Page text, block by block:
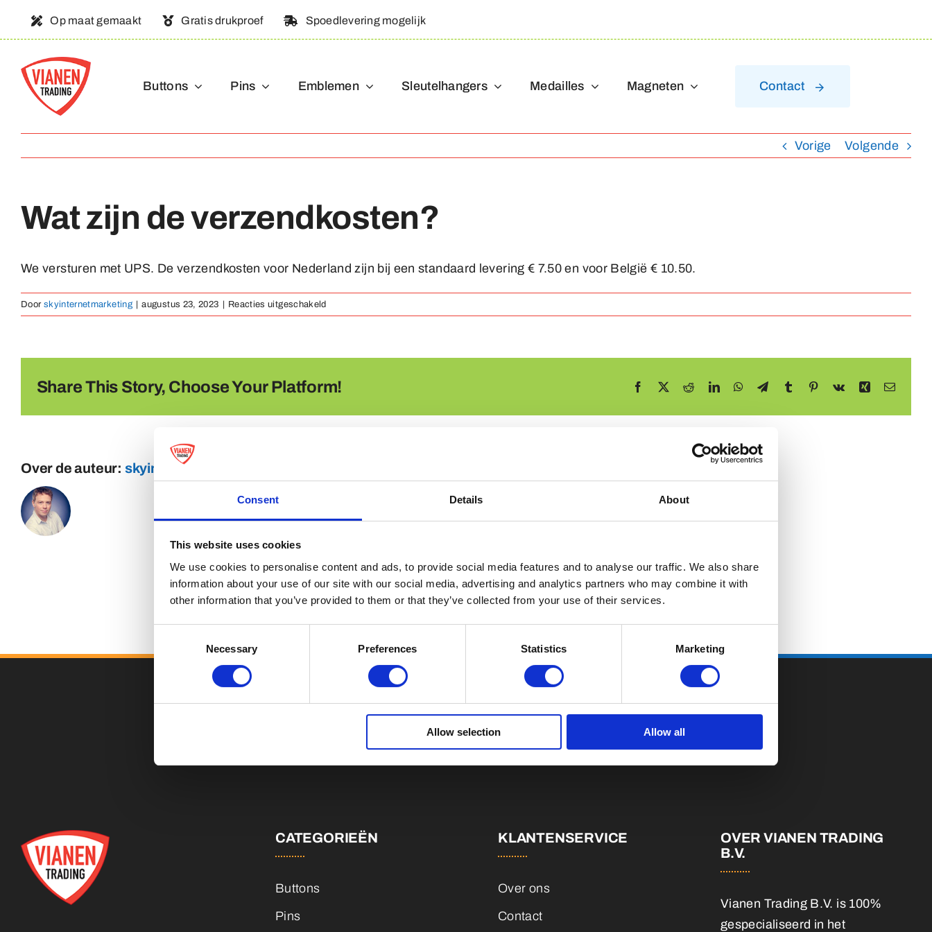
Consent Details About
This website uses cookies
We use cookies to personalise content and ads, to provide social media features and to analyse our traffic. We also share
information about your use of our site with our social media, advertising and analytics partners who may combine it with
other information that you’ve provided to them or that they’ve collected from your use of their services.
Necessary Preferences Statistics Marketing
Allow selection Allow all
Op maat gemaakt Gratis drukproef Spoedlevering mogelijk
Buttons Pins Emblemen Sleutelhangers Medailles Magneten Contact
Vorige Volgende
Wat zijn de verzendkosten?
We versturen met UPS. De verzendkosten voor Nederland zijn bij een standaard levering € 7.50 en voor België € 10.50.
Door skyinternetmarketing augustus 23, 2023 Reacties uitgeschakeldvoor
Wat
Share This Story, Choose Your Platform! Facebook RedditLinkedInWhatsApp
TelegramTumblr Pinterest
Vk XingE-
Over de auteur: skyinternetmarketing
Val op met een unieke
CATEGORIEËN
Buttons
Pins
KLANTENSERVICE
Over ons
Contact
OVER VIANEN TRADING
B.V.
Vianen Trading B.V. is 100%
gespecialiseerd in het